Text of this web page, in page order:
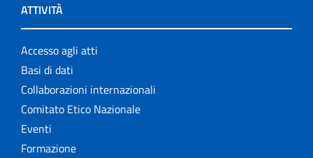
ATTIVITÀ
Accesso agli atti
Basi di dati
Collaborazioni internazionali
Comitato Etico Nazionale
Eventi
Formazione